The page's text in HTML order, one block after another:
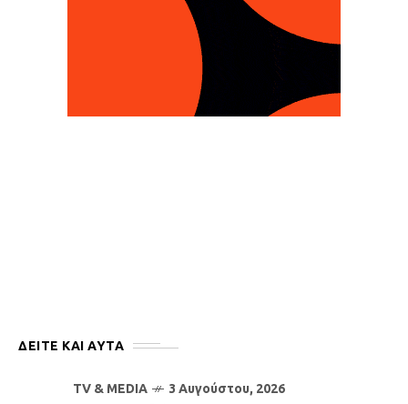
ΔΕΙΤΕ ΚΑΙ ΑΥΤΆ
TV & MEDIA 3 Αυγούστου, 2026